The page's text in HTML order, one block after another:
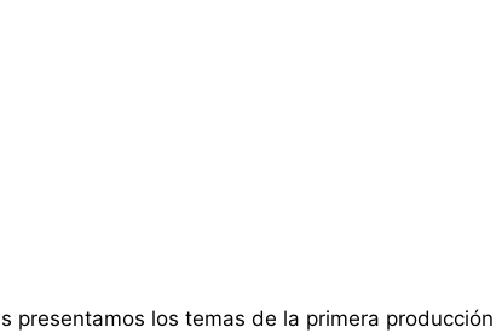
presentamos los temas de la primera producción